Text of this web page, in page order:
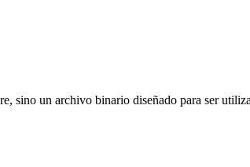
un archivo binario diseñado para ser